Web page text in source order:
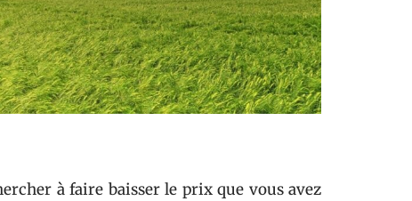
à faire baisser le prix que vous avez